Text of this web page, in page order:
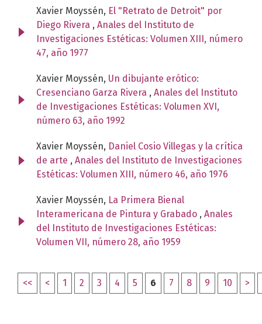
Xavier Moyssén, El "Retrato de Detroit" por
Diego Rivera , Anales del Instituto de
Investigaciones Estéticas: Volumen XIII, número
47, año 1977
Xavier Moyssén, Un dibujante erótico:
Cresenciano Garza Rivera , Anales del Instituto
de Investigaciones Estéticas: Volumen XVI,
número 63, año 1992
Xavier Moyssén, Daniel Cosio Villegas y la crítica
de arte , Anales del Instituto de Investigaciones
Estéticas: Volumen XIII, número 46, año 1976
Xavier Moyssén, La Primera Bienal
Interamericana de Pintura y Grabado , Anales
del Instituto de Investigaciones Estéticas:
Volumen VII, número 28, año 1959
<< < 1 2 3 4 5 6 7 8 9 10 >